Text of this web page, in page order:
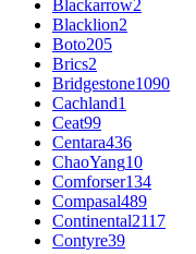
Blackarrow2
Blacklion2
Boto205
Brics2
Bridgestone1090
Cachland1
Ceat99
Centara436
ChaoYang10
Comforser134
Compasal489
Continental2117
Contyre39